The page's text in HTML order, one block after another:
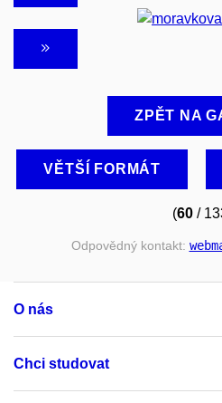
ZPĚT NA
VĚTŠÍ FORMÁT
(60/
Odpovědný kontakt:
O nás
Chci studovat